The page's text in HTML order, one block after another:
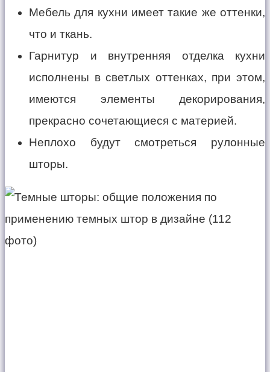
Мебель для кухни имеет такие же оттенки,
что и ткань.
Гарнитур и внутренняя отделка кухни
исполнены в светлых оттенках, при этом,
имеются элементы декорирования,
прекрасно сочетающиеся с материей.
Неплохо будут смотреться рулонные
шторы.